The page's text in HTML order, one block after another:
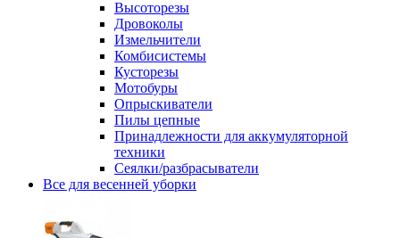
Высоторезы
Дровоколы
Измельчители
Комбисистемы
Кусторезы
Мотобуры
Опрыскиватели
Пилы цепные
Принадлежности для аккумуляторной
техники
Сеялки/разбрасыватели
Все для весенней уборки